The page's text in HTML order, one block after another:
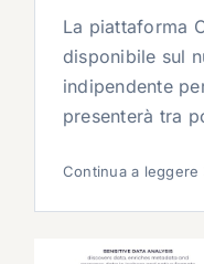
La piattaforma
disponibile sul
indipendente
presenterà tra
Continua a leggere